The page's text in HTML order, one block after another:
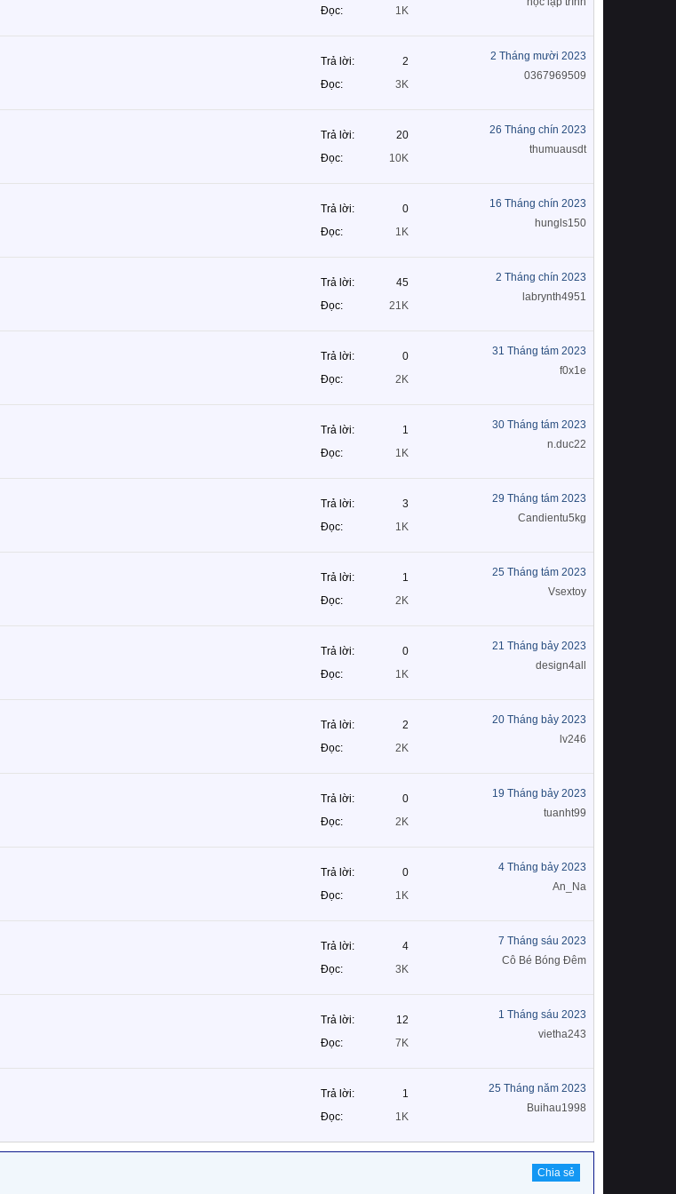
Đọc
1K
Trả lời
2
Đọc
3K
2 Tháng mười 2023
0367969509
Trả lời
20
Đọc
10K
26 Tháng chín 2023
thumuausdt
Trả lời
0
Đọc
1K
16 Tháng chín 2023
hungls150
Trả lời
45
Đọc
21K
2 Tháng chín 2023
labrynth4951
Trả lời
0
Đọc
2K
31 Tháng tám 2023
f0x1e
Trả lời
1
Đọc
1K
30 Tháng tám 2023
n.duc22
Trả lời
3
Đọc
1K
29 Tháng tám 2023
Candientu5kg
Trả lời
1
Đọc
2K
25 Tháng tám 2023
Vsextoy
Trả lời
0
Đọc
1K
21 Tháng bảy 2023
design4all
Trả lời
2
Đọc
2K
20 Tháng bảy 2023
lv246
Trả lời
0
Đọc
2K
19 Tháng bảy 2023
tuanht99
Trả lời
0
Đọc
1K
4 Tháng bảy 2023
An_Na
Trả lời
4
Đọc
3K
7 Tháng sáu 2023
Cô Bé Bóng Đêm
Trả lời
12
Đọc
7K
1 Tháng sáu 2023
vietha243
Trả lời
1
Đọc
1K
25 Tháng năm 2023
Buihau1998
Chia sẻ